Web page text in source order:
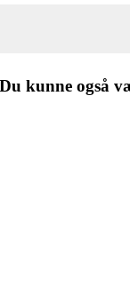
Du kunne også